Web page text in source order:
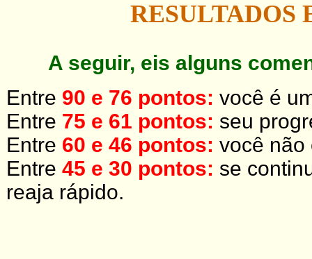
RESULTADOS
A seguir, eis alguns
Entre 90 e 76 pontos: você é
Entre 75 e 61 pontos: seu
Entre 60 e 46 pontos: você não
Entre 45 e 30 pontos: se
reaja rápido.